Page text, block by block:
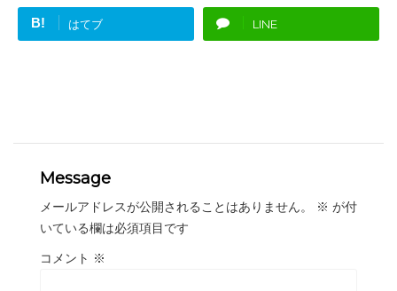
B! はてブ LINE
Message
メールアドレスが公開されることはありません。 ※ が付
いている欄は必須項目です
コメント ※